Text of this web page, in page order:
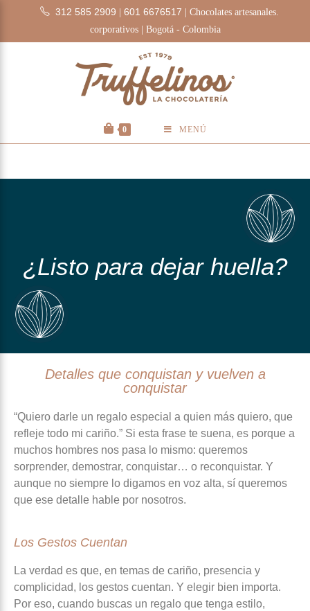
312 585 2909 601 6676517
| Chocolates artesanales.
corporativos | Bogotá - Colombia
0 MENÚ
¿Listo para dejar huella?
Detalles que conquistan y vuelven a
conquistar
“Quiero darle un regalo especial a quien más quiero, que
refleje todo mi cariño.” Si esta frase te suena, es porque a
muchos hombres nos pasa lo mismo: queremos
sorprender, demostrar, conquistar… o reconquistar. Y
aunque no siempre lo digamos en voz alta, sí queremos
que ese detalle hable por nosotros.
Los Gestos Cuentan
La verdad es que, en temas de cariño, presencia y
complicidad, los gestos cuentan. Y elegir bien importa.
Por eso, cuando buscas un regalo que tenga estilo,